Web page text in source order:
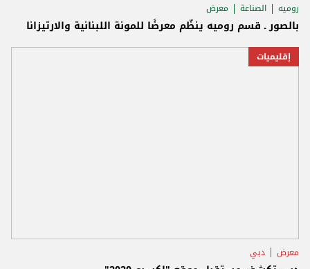
روميه الصناعة معرض
بالصور ـ قسم روميه ينظّم معرضًا للمونة اللبنانية والارتيزانا
إقليميات
معرض دبي